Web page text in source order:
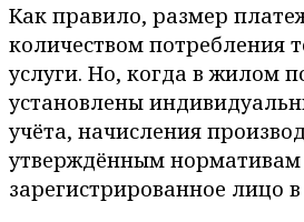
Как правило, размер
количеством потребления
услуги. Но, когда в жилом
установлены
учёта, начисления
утверждённым
зарегистрированное лицо